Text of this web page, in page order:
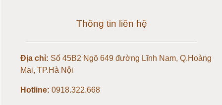
Loadcell 100kg
Loadcell 150kg
Thông tin liên hệ
Địa chỉ: Số 45B2 Ngõ 649 đường Lĩnh Nam, Q.Hoàng
Mai, TP.Hà Nội
Hotline: 0918.322.668